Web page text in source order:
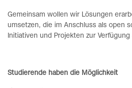
Gemeinsam wollen wir Lösungen
umsetzen, die im Anschluss als open
Initiativen und Projekten zur
Studierende haben die Möglichkeit